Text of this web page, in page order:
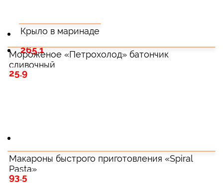
Мороженое «Петрохолод» батончик
сливочный
25.9
Крыло в маринаде
265.1
Макароны быстрого приготовления «Spiral
Pasta»
93.5